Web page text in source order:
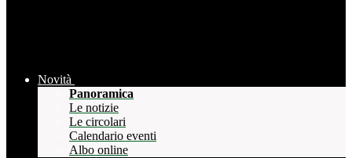
Novità
Panoramica
Le notizie
Le circolari
Calendario eventi
Albo online